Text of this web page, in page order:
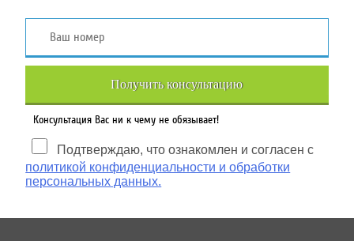
Получить консультацию
Консультация Вас ни к чему не обязывает!
Подтверждаю, что ознакомлен и согласен с
политикой конфиденциальности и обработки
персональных данных.